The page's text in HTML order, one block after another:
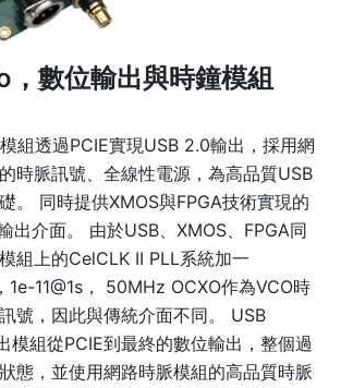
數位輸出與時鐘模組
組透過PCIE實現USB 2.0輸出，採用網
時脈訊號、全線性電源，為高品質USB
。 同時提供XMOS與FPGA技術實現的
出介面。 由於USB、XMOS、FPGA同
組上的CelCLK II PLL系統加一
1e-11@1s， 50MHz OCXO作為VCO時
號，因此與傳統介面不同。 USB
模組從PCIE到最終的數位輸出，整個過
態，並使用網路時脈模組的高品質時脈